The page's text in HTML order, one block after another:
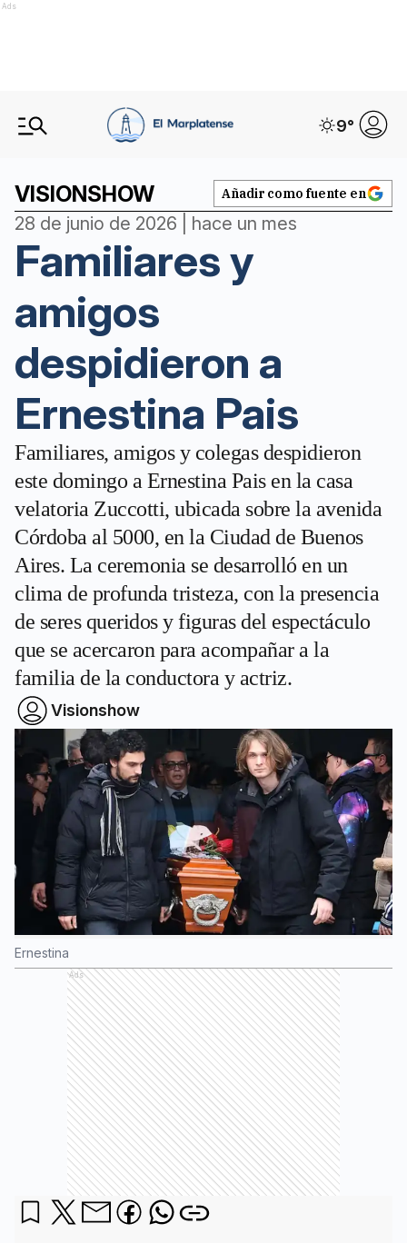
Ads
9°
VISIONSHOW Añadir como fuente en
28 de junio de 2026 | hace un mes
Familiares y
amigos
despidieron a
Ernestina Pais
Familiares, amigos y colegas despidieron
este domingo a Ernestina Pais en la casa
velatoria Zuccotti, ubicada sobre la avenida
Córdoba al 5000, en la Ciudad de Buenos
Aires. La ceremonia se desarrolló en un
clima de profunda tristeza, con la presencia
de seres queridos y figuras del espectáculo
que se acercaron para acompañar a la
familia de la conductora y actriz.
Visionshow
Ernestina
Ads